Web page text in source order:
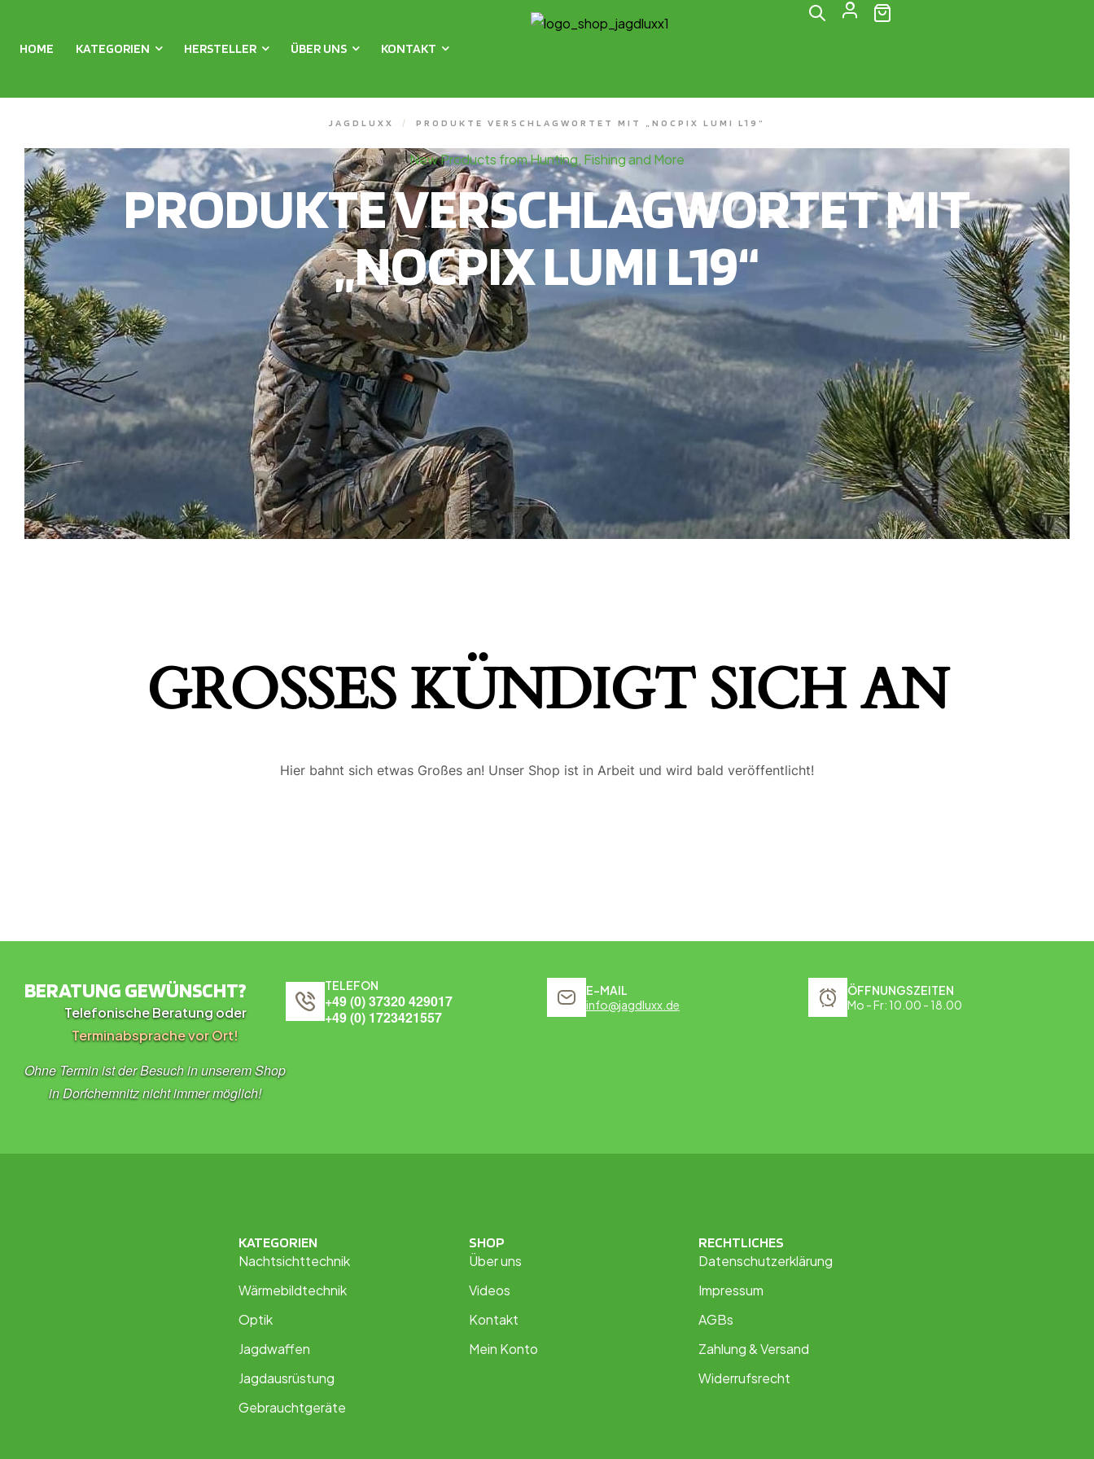
HOME KATEGORIEN HERSTELLER ÜBER UNS KONTAKT
JAGDLUXX / PRODUKTE VERSCHLAGWORTET MIT „NOCPIX LUMI L19“
New Products from Hunting, Fishing and More
PRODUKTE VERSCHLAGWORTET MIT
„NOCPIX LUMI L19“
GROSSES KÜNDIGT SICH AN
Hier bahnt sich etwas Großes an! Unser Shop ist in Arbeit und wird bald veröffentlicht!
BERATUNG GEWÜNSCHT?
Telefonische Beratung oder
Terminabsprache vor Ort!
Ohne Termin ist der Besuch in unserem Shop
in Dorfchemnitz nicht immer möglich!
TELEFON
+49 (0) 37320 429017
+49 (0) 1723421557
E-MAIL
info@jagdluxx.de
ÖFFNUNGSZEITEN
Mo - Fr: 10.00 - 18.00
KATEGORIEN
Nachtsichttechnik
Wärmebildtechnik
Optik
Jagdwaffen
Jagdausrüstung
Gebrauchtgeräte
SHOP
Über uns
Videos
Kontakt
Mein Konto
RECHTLICHES
Datenschutzerklärung
Impressum
AGBs
Zahlung & Versand
Widerrufsrecht